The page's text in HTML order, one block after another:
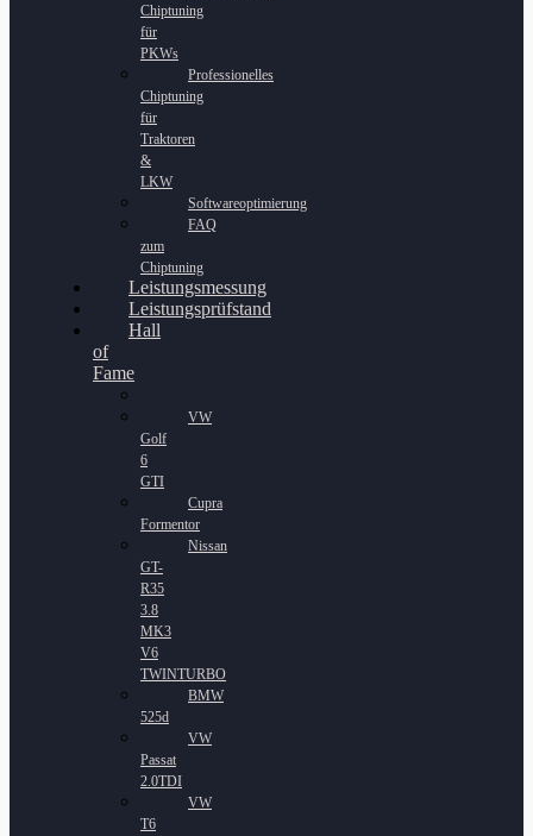
Chiptuning
für
PKWs
Professionelles
Chiptuning
für
Traktoren
&
LKW
Softwareoptimierung
FAQ
zum
Chiptuning
Leistungsmessung
Leistungsprüfstand
Hall
of
Fame
VW
Golf
6
GTI
Cupra
Formentor
Nissan
GT-
R35
3.8
MK3
V6
TWINTURBO
BMW
525d
VW
Passat
2.0TDI
VW
T6